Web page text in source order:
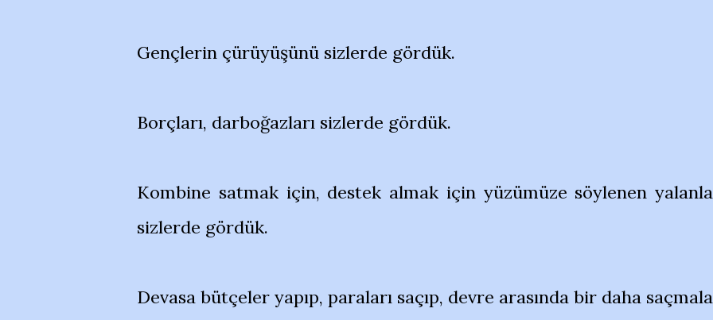
Gençlerin çürüyüşünü sizlerde gördük.
Borçları, darboğazları sizlerde gördük.
Kombine satmak için, destek almak için yüzümüze söylenen
sizlerde gördük.
Devasa bütçeler yapıp, paraları saçıp, devre arasında bir daha